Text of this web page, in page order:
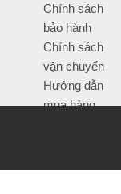
Chính sách
bảo hành
Chính sách
vận chuyển
Hướng dẫn
mua hàng